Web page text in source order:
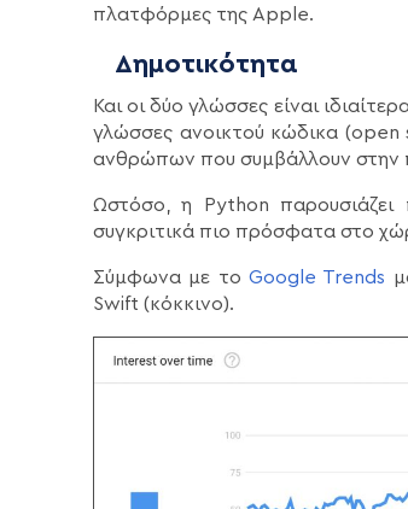
πλατφόρμες της Apple.
Δημοτικότητα
Και οι δύο γλώσσες είναι
γλώσσες ανοικτού κώδικα (open
ανθρώπων που συμβάλλουν στην
Ωστόσο, η Python
συγκριτικά πιο πρόσφατα στο
Σύμφωνα με το Google Trends
Swift (κόκκινο).